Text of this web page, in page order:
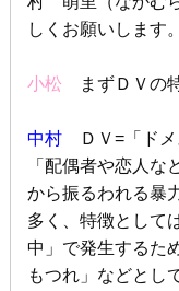
しくお願いします。
小松 まずＤＶの
中村ＤＶ=「ドメ
「配偶者や恋人
から振るわれる暴
多く、特徴として
中」で発生するた
もつれ」などとし